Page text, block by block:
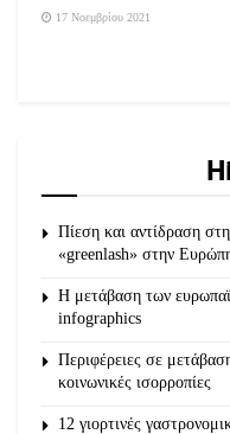
17 Νοεμβρίου 2021
Πίεση και αντίδραση
«greenlash» στην
Η μετάβαση των
infographics
Περιφέρειες σε
κοινωνικές ισορροπίες
12 γιορτινές